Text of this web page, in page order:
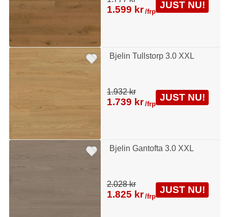
Bjelin Tullstorp 3.0 XXL
Bjelin Gantofta 3.0 XXL
1.599 kr /frp
JUST NU!
1.932 kr
1.739 kr /frp
JUST NU!
2.028 kr
1.825 kr /frp
JUST NU!